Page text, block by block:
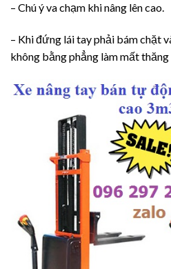
– Chú ý va chạm khi nâng lên cao.
– Khi đứng lái tay phải bám chặt
không bằng phẳng làm mất